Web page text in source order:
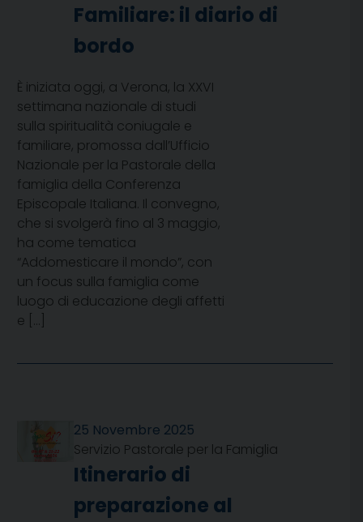
Familiare: il diario di
bordo
È iniziata oggi, a Verona, la XXVI
settimana nazionale di studi
sulla spiritualità coniugale e
familiare, promossa dall’Ufficio
Nazionale per la Pastorale della
famiglia della Conferenza
Episcopale Italiana. Il convegno,
che si svolgerà fino al 3 maggio,
ha come tematica
“Addomesticare il mondo”, con
un focus sulla famiglia come
luogo di educazione degli affetti
e […]
25 Novembre 2025
Servizio Pastorale per la Famiglia
Itinerario di
preparazione al